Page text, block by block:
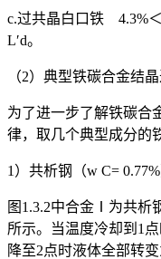
c.过共晶白口铁 4.3%
L′d。
（2）典型铁碳合金结
为了进一步了解铁碳合
律，取几个典型成分的
1）共析钢（w C= 0.77%
图1.3.2中合金Ⅰ为共析
所示。当温度冷却到1
降至2点时液体全部转